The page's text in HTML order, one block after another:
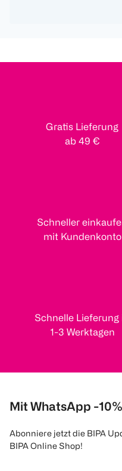
Gratis Lieferung
ab 49 €
Schneller
mit Kundenkonto
Schnelle Lieferung
1-3 Werktagen
Mit WhatsApp -
Abonniere jetzt die BIPA
BIPA Online Shop!